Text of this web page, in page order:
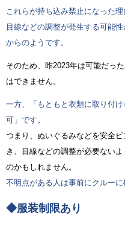
これらが持ち込み禁止になった
目線などの調整が発生する可能
からのようです。
そのため、昨2023年は可能だっ
はできません。
一方、「もともと衣類に取り付
可」です。
つまり、ぬいぐるみなどを安全
き、目線などの調整が必要ない
のかもしれません。
不明点がある人は事前にクルーに
◆服装制限あり